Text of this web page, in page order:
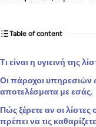
Table of content
Τι είναι η υγιεινή της
Οι πάροχοι υπηρεσιών
αποτελέσματα με εσάς.
Πώς ξέρετε αν οι
πρέπει να τις